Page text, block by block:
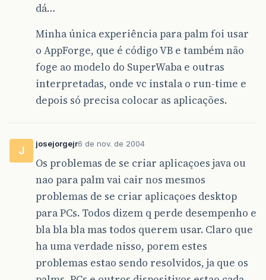
dá…
Minha única experiência para palm foi usar
o AppForge, que é código VB e também não
foge ao modelo do SuperWaba e outras
interpretadas, onde vc instala o run-time e
depois só precisa colocar as aplicações.
J
josejorgejr6 de nov. de 2004
Os problemas de se criar aplicaçoes java ou
nao para palm vai cair nos mesmos
problemas de se criar aplicaçoes desktop
para PCs. Todos dizem q perde desempenho e
bla bla bla mas todos querem usar. Claro que
ha uma verdade nisso, porem estes
problemas estao sendo resolvidos, ja que os